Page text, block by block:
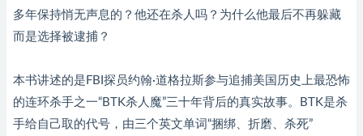
多年保持悄无声息的？他还在杀人吗？为什么他最后不再躲藏
而是选择被逮捕？
本书讲述的是FBI探员约翰·道格拉斯参与追捕美国历史上最恐怖
的连环杀手之一“BTK杀人魔”三十年背后的真实故事。BTK是杀
手给自己取的代号，由三个英文单词“捆绑、折磨、杀死”